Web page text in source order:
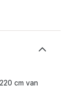
cm van